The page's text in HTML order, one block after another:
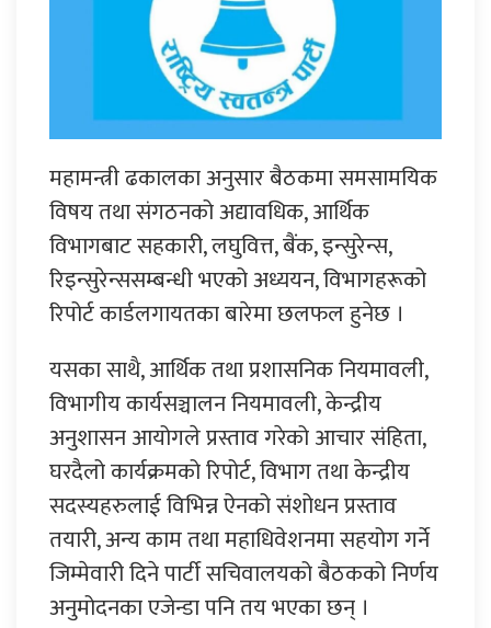
महामन्त्री ढकालका अनुसार बैठकमा समसामयिक
विषय तथा संगठनको अद्यावधिक, आर्थिक
विभागबाट सहकारी, लघुवित्त, बैंक, इन्सुरेन्स,
रिइन्सुरेन्ससम्बन्धी भएको अध्ययन, विभागहरूको
रिपोर्ट कार्डलगायतका बारेमा छलफल हुनेछ ।
यसका साथै, आर्थिक तथा प्रशासनिक नियमावली,
विभागीय कार्यसञ्चालन नियमावली, केन्द्रीय
अनुशासन आयोगले प्रस्ताव गरेको आचार संहिता,
घरदैलो कार्यक्रमको रिपोर्ट, विभाग तथा केन्द्रीय
सदस्यहरुलाई विभिन्न ऐनको संशोधन प्रस्ताव
तयारी, अन्य काम तथा महाधिवेशनमा सहयोग गर्ने
जिम्मेवारी दिने पार्टी सचिवालयको बैठकको निर्णय
अनुमोदनका एजेन्डा पनि तय भएका छन् ।